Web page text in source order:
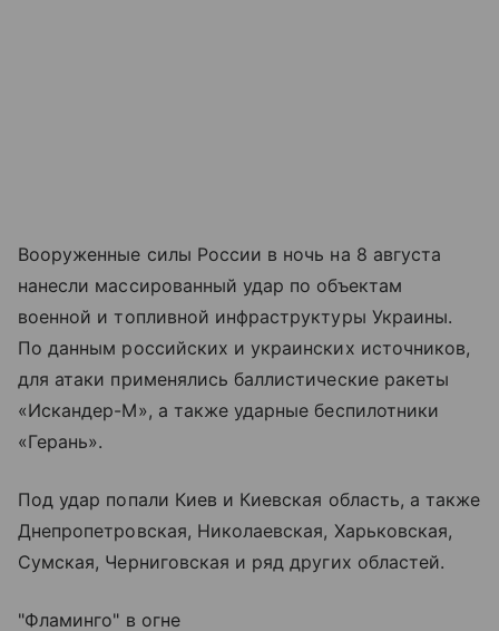
Вооруженные силы России в ночь на 8 августа
нанесли массированный удар по объектам
военной и топливной инфраструктуры Украины.
По данным российских и украинских источников,
для атаки применялись баллистические ракеты
«Искандер-М», а также ударные беспилотники
«Герань».
Под удар попали Киев и Киевская область, а также
Днепропетровская, Николаевская, Харьковская,
Сумская, Черниговская и ряд других областей.
"Фламинго" в огне